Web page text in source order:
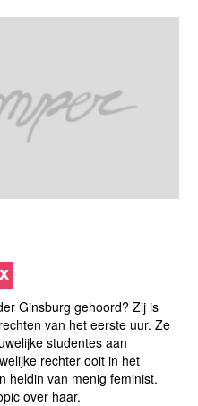
Ginsburg gehoord? Zij is
van het eerste uur. Ze
studentes aan
rechter ooit in het
heldin van menig feminist.
over haar.